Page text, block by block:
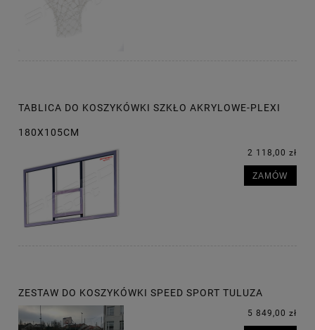
TABLICA DO KOSZYKÓWKI SZKŁO AKRYLOWE-PLEXI
180X105CM
2 118,00 zł
ZAMÓW
ZESTAW DO KOSZYKÓWKI SPEED SPORT TULUZA
5 849,00 zł